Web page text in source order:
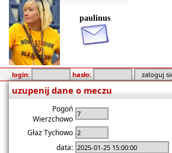
paulinus
login: hasło:
uzupenij dane o meczu
Pogoń
Wierzchowo
Głaz Tychowo
data: